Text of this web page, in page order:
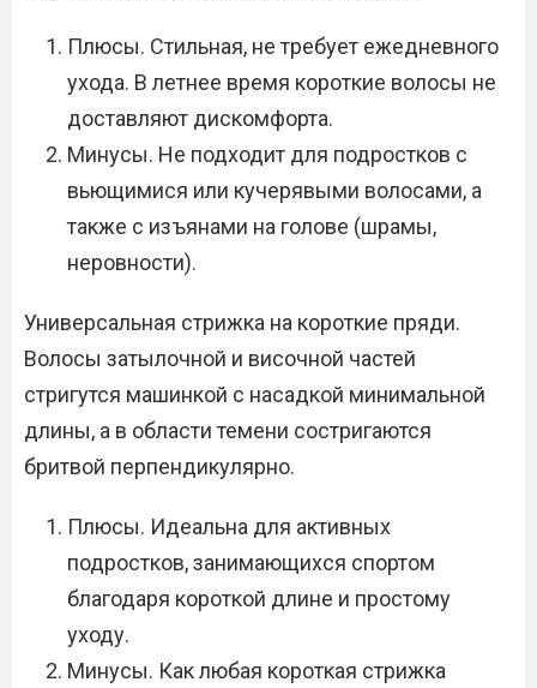
Плюсы. Стильная, не требует ежедневного
ухода. В летнее время короткие волосы не
доставляют дискомфорта.
Минусы. Не подходит для подростков с
вьющимися или кучерявыми волосами, а
также с изъянами на голове (шрамы,
неровности).
Универсальная стрижка на короткие пряди.
Волосы затылочной и височной частей
стригутся машинкой с насадкой минимальной
длины, а в области темени состригаются
бритвой перпендикулярно.
Плюсы. Идеальна для активных
подростков, занимающихся спортом
благодаря короткой длине и простому
уходу.
Минусы. Как любая короткая стрижка